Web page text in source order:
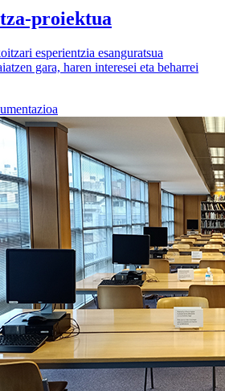
proiektua
esperientzia esanguratsua
gara, haren interesei eta beharrei